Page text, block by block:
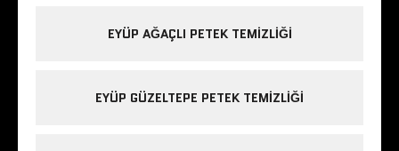
EYÜP AĞAÇLI PETEK TEMIZLIĞI
EYÜP GÜZELTEPE PETEK TEMIZLIĞI